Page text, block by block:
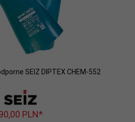
SEIZ DIPTEX CHEM-552
00 PLN*